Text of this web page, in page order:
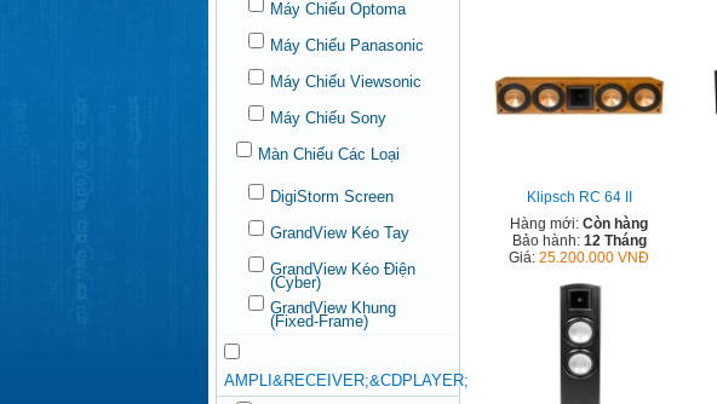
Máy Chiếu Optoma
Máy Chiếu Panasonic
Máy Chiếu Viewsonic
Máy Chiếu Sony
Màn Chiếu Các Loại
DigiStorm Screen
GrandView Kéo Tay
GrandView Kéo Điện
(Cyber)
GrandView Khung
(Fixed-Frame)
AMPLI&RECEIVER;&CDPLAYER;
Klipsch RC 64 II
Hàng mới: Còn hàng
Bảo hành: 12 Tháng
Giá: 25.200.000 VNĐ